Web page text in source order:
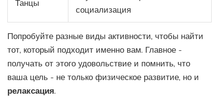
Танцы
социализация
Попробуйте разные виды активности, чтобы найти
тот, который подходит именно вам. Главное -
получать от этого удовольствие и помнить, что
ваша цель - не только физическое развитие, но и
релаксация.